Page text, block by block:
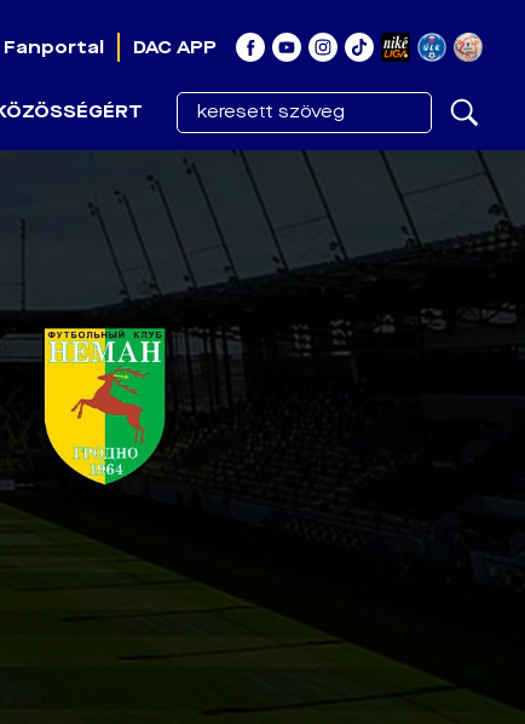
Fanportal DAC APP